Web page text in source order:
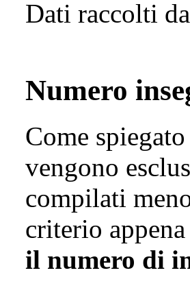
Dati raccolti
Numero
Come
vengono
compilati
criterio
il numero di